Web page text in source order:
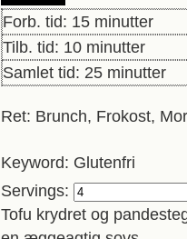
Forb. tid: 15minutter
minutter
Tilb. tid: 10minutter
minutter
Samlet tid: 25minutter
minutter
Ret: Brunch, Frokost,
Keyword: Glutenfri
Servings:
Tofu krydret og